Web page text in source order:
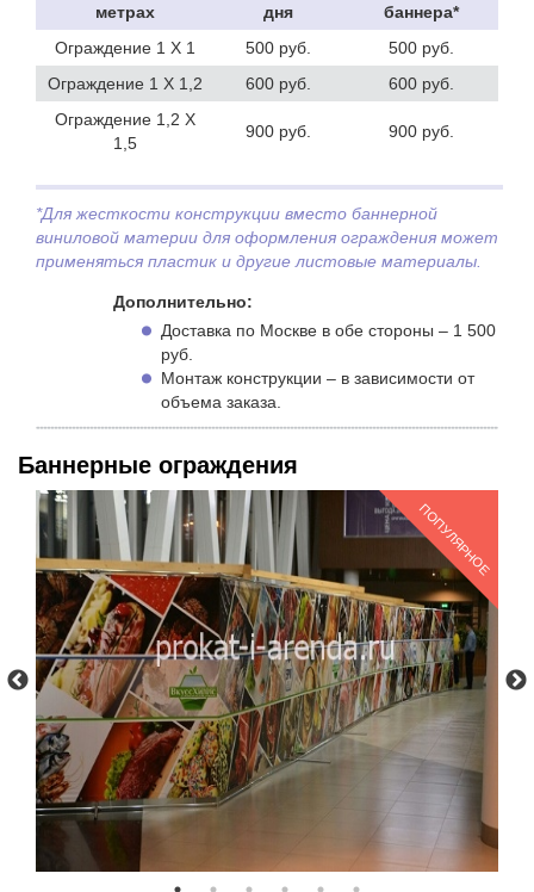
метрах
дня
баннера*
Ограждение 1 Х 1
500 руб.
500 руб.
Ограждение 1 Х 1,2
600 руб.
600 руб.
Ограждение 1,2 Х
1,5
900 руб. 900 руб.
*Для жесткости конструкции вместо баннерной
виниловой материи для оформления ограждения может
применяться пластик и другие листовые материалы.
Дополнительно:
Доставка по Москве в обе стороны – 1 500
руб.
Монтаж конструкции – в зависимости от
объема заказа.
Баннерные ограждения
ПОПУЛЯРНОЕ